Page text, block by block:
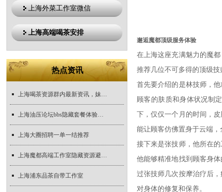
上海外菜工作室微信
上海高端喝茶安排
热点资讯
上海喝茶资源群内最新资讯，妹子们速来了解
上海油压论坛bbs隐藏套餐体验实录_490
上海大圈招聘一单一结推荐
上海魔都高端工作室隐藏资源避坑指南
上海浦东品茶自带工作室
邂逅魔都顶级服务体验
在上海这座充满魅力的魔
推荐几位不可多得的顶级技
首先要介绍的是林技师，
顾客的肤质和身体状况制
下，仅仅一个月的时间，
能让顾客仿佛置身于云端
接下来是张技师，他所在
他能够精准地找到顾客身
过张技师几次按摩治疗后
对身体的修复和保养。